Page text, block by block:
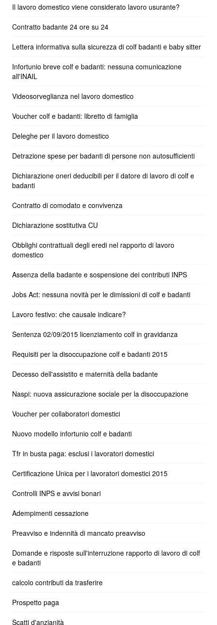
Il lavoro domestico viene considerato lavoro usurante?
Contratto badante 24 ore su 24
Lettera informativa sulla sicurezza di colf badanti e baby sitter
Infortunio breve colf e badanti: nessuna comunicazione
all'INAIL
Videosorveglianza nel lavoro domestico
Voucher colf e badanti: libretto di famiglia
Deleghe per il lavoro domestico
Detrazione spese per badanti di persone non autosufficienti
Dichiarazione oneri deducibili per il datore di lavoro di colf e
badanti
Contratto di comodato e convivenza
Dichiarazione sostitutiva CU
Obblighi contrattuali degli eredi nel rapporto di lavoro
domestico
Assenza della badante e sospensione dei contributi INPS
Jobs Act: nessuna novità per le dimissioni di colf e badanti
Lavoro festivo: che causale indicare?
Sentenza 02/09/2015 licenziamento colf in gravidanza
Requisiti per la disoccupazione colf e badanti 2015
Decesso dell'assistito e maternità della badante
Naspi: nuova assicurazione sociale per la disoccupazione
Voucher per collaboratori domestici
Nuovo modello infortunio colf e badanti
Tfr in busta paga: esclusi i lavoratori domestici
Certificazione Unica per i lavoratori domestici 2015
Controlli INPS e avvisi bonari
Adempimenti cessazione
Preavviso e indennità di mancato preavviso
Domande e risposte sull'interruzione rapporto di lavoro di colf
e badanti
calcolo contributi da trasferire
Prospetto paga
Scatti d'anzianità